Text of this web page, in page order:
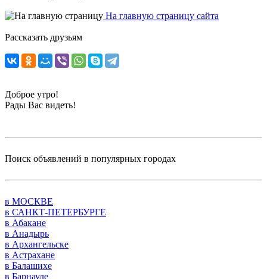
На главную страницу сайта
Рассказать друзьям
Доброе утро!
Рады Вас видеть!
Поиск объявлений в популярных городах
в МОСКВЕ
в САНКТ-ПЕТЕРБУРГЕ
в Абакане
в Анадырь
в Архангельске
в Астрахане
в Балашихе
в Барнауле